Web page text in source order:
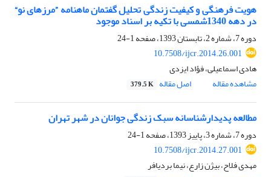
هویت فرهنگی و کیفیت زندگی تحلیل گفتمان ماهنامه ”مرزهای نو“
در دهه 1340شمسی با تکیه بر اسناد موجود
دوره 7، شماره 2، تابستان 1393، صفحه
1-24
10.7508/ijcr.2014.26.001
هادی اسماعیلی، فؤاد ایزدی
مشاهده مقاله
اصل مقاله 379.5 K
مطالعه پدیدارشناسانه سبک زندگی جوانان در شهر تهران
دوره 7، شماره 3، پاییز 1393، صفحه
1-24
10.7508/ijcr.2014.27.001
مهدی فلاح، بیژن زارع، نیما بردیافر